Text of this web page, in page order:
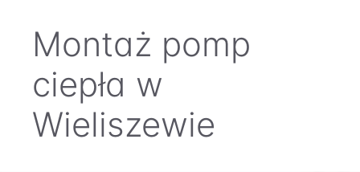
Montaż pomp
ciepła w
Wieliszewie